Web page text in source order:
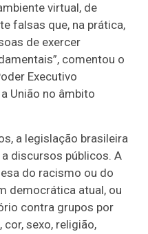
virtual, de
falsas que, na prática,
de exercer
comentou o
Executivo
União no âmbito
a legislação brasileira
discursos públicos. A
do racismo ou do
democrática atual, ou
contra grupos por
sexo, religião,